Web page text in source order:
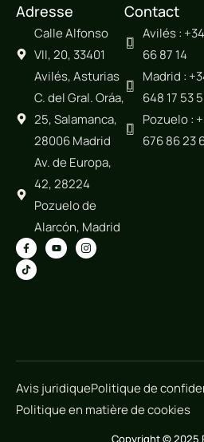
Adresse
Calle Alfonso
VII, 20, 33401
Avilés, Asturias
C. del Gral. Oráa,
25, Salamanca,
28006 Madrid
Av. de Europa,
42, 28224
Pozuelo de
Alarcón, Madrid
Contact
Avilés :
66 87 14
Madrid :
648 17 53
Pozuelo :
676 86 23
Copyright © 2025
Avis juridiquePolitique de
Politique en matière de cookies